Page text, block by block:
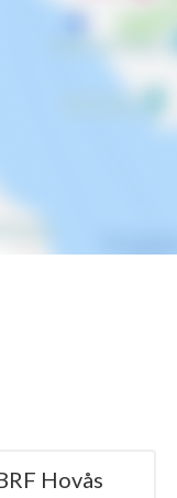
Hovås